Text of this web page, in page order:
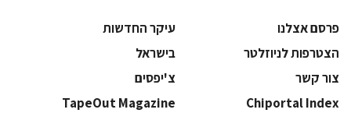
פרסם אצלנו
עיקר החדשות
הצטרפות לניוזלטר
בישראל
צור קשר
צ'יפסים
Chiportal Index
TapeOut Magazine